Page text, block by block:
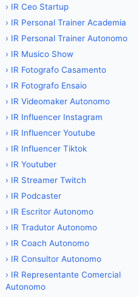
› IR Ceo Startup
› IR Personal Trainer Academia
› IR Personal Trainer Autonomo
› IR Musico Show
› IR Fotografo Casamento
› IR Fotografo Ensaio
› IR Videomaker Autonomo
› IR Influencer Instagram
› IR Influencer Youtube
› IR Influencer Tiktok
› IR Youtuber
› IR Streamer Twitch
› IR Podcaster
› IR Escritor Autonomo
› IR Tradutor Autonomo
› IR Coach Autonomo
› IR Consultor Autonomo
› IR Representante Comercial
Autonomo